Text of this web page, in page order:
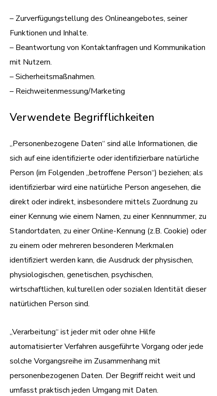
– Zurverfügungstellung des Onlineangebotes, seiner
Funktionen und Inhalte.
– Beantwortung von Kontaktanfragen und Kommunikation
mit Nutzern.
– Sicherheitsmaßnahmen.
– Reichweitenmessung/Marketing
Verwendete Begrifflichkeiten
„Personenbezogene Daten“ sind alle Informationen, die
sich auf eine identifizierte oder identifizierbare natürliche
Person (im Folgenden „betroffene Person“) beziehen; als
identifizierbar wird eine natürliche Person angesehen, die
direkt oder indirekt, insbesondere mittels Zuordnung zu
einer Kennung wie einem Namen, zu einer Kennnummer, zu
Standortdaten, zu einer Online-Kennung (z.B. Cookie) oder
zu einem oder mehreren besonderen Merkmalen
identifiziert werden kann, die Ausdruck der physischen,
physiologischen, genetischen, psychischen,
wirtschaftlichen, kulturellen oder sozialen Identität dieser
natürlichen Person sind.
„Verarbeitung“ ist jeder mit oder ohne Hilfe
automatisierter Verfahren ausgeführte Vorgang oder jede
solche Vorgangsreihe im Zusammenhang mit
personenbezogenen Daten. Der Begriff reicht weit und
umfasst praktisch jeden Umgang mit Daten.